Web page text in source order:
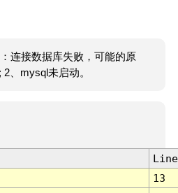
连接数据库失败，可能的原
、mysql未启动。
Line
13